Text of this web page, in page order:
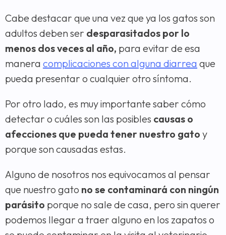
Cabe destacar que una vez que ya los gatos son
adultos deben ser desparasitados por lo
menos dos veces al año, para evitar de esa
manera complicaciones con alguna diarrea que
pueda presentar o cualquier otro síntoma.
Por otro lado, es muy importante saber cómo
detectar o cuáles son las posibles causas o
afecciones que pueda tener nuestro gato y
porque son causadas estas.
Alguno de nosotros nos equivocamos al pensar
que nuestro gato no se contaminará con ningún
parásito porque no sale de casa, pero sin querer
podemos llegar a traer alguno en los zapatos o